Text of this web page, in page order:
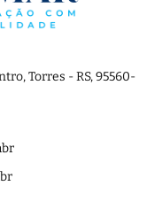
Torres - RS, 95560-